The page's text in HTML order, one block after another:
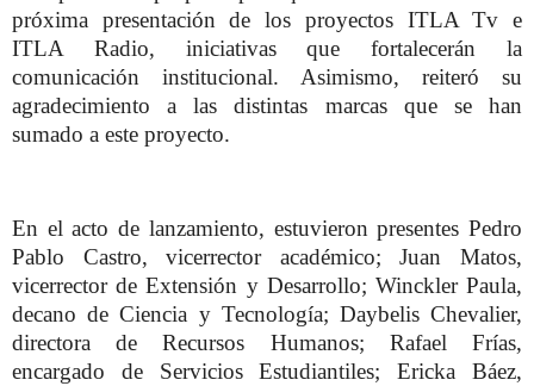
próxima presentación de los proyectos ITLA Tv e
ITLA Radio, iniciativas que fortalecerán la
comunicación institucional. Asimismo, reiteró su
agradecimiento a las distintas marcas que se han
sumado a este proyecto.
En el acto de lanzamiento, estuvieron presentes Pedro
Pablo Castro, vicerrector académico; Juan Matos,
vicerrector de Extensión y Desarrollo; Winckler Paula,
decano de Ciencia y Tecnología; Daybelis Chevalier,
directora de Recursos Humanos; Rafael Frías,
encargado de Servicios Estudiantiles; Ericka Báez,